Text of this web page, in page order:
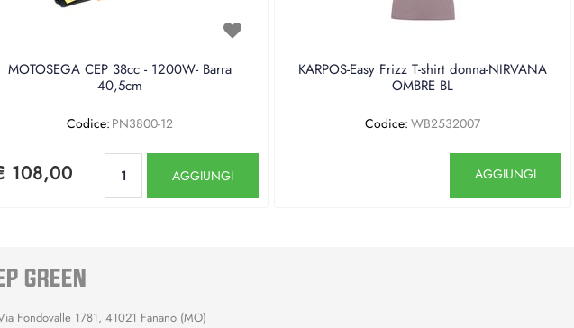
MOTOSEGA CEP 38cc - 1200W- Barra
40,5cm
Codice: PN3800-12
108,00 AGGIUNGI
KARPOS-Easy Frizz T-shirt donna-NIRVANA
OMBRE BL
Codice: WB2532007
AGGIUNGI
GREEN
Fondovalle 1781, 41021 Fanano (MO)